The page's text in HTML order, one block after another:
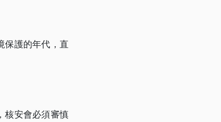
保護的年代，直
核安會必須審慎